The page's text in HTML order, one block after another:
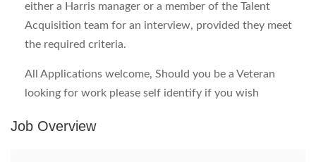
either a Harris manager or a member of the Talent
Acquisition team for an interview, provided they meet
the required criteria.
All Applications welcome, Should you be a Veteran
looking for work please self identify if you wish
Job Overview